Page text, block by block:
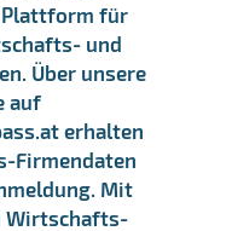
Plattform für
und
Über unsere
auf
erhalten
Firmendaten
Mit
Wirtschafts-